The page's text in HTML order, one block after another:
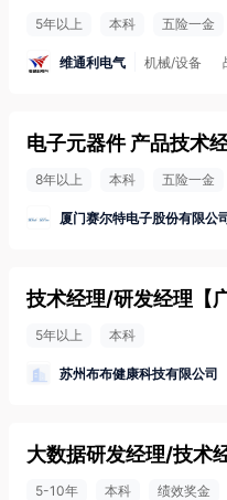
5年以上 本科 五险一金
维通利电气 机械/设备
电子元器件 产品技术
8年以上 本科 五险一金
厦门赛尔特电子股份有限公
技术经理/研发经理 【
5年以上 本科
苏州布布健康科技有限公司
大数据研发经理/技术
5-10年 本科 绩效奖金